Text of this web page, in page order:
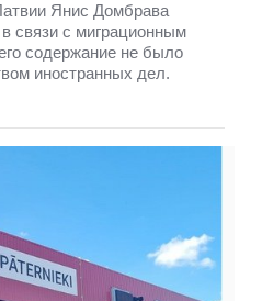
Янис Домбрава
связи с миграционным
содержание не было
иностранных дел.